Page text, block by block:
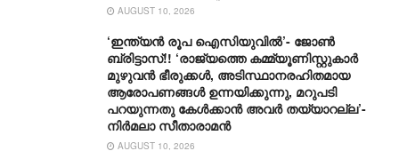
AUGUST 10, 2026
‘ഇന്ത്യൻ രൂപ ഐസിയുവിൽ’- ജോൺ
ബ്രിട്ടാസ്!! ‘രാജ്യത്തെ കമ്മ്യൂണിസ്റ്റുകാർ
മുഴുവൻ ഭീരുക്കൾ, അടിസ്ഥാനരഹിതമായ
ആരോപണങ്ങൾ ഉന്നയിക്കുന്നു, മറുപടി
പറയുന്നതു കേൾക്കാൻ അവർ തയ്യാറല്ല’-
നിർമലാ സീതാരാമൻ
AUGUST 10, 2026